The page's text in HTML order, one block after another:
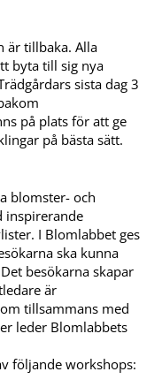
är tillbaka. Alla
byta till sig nya
sista dag 3
på plats för att ge
på bästa sätt.
blomster- och
inspirerande
I Blomlabbet ges
ska kunna
besökarna skapar
är
tillsammans med
leder Blomlabbets
följande workshops: